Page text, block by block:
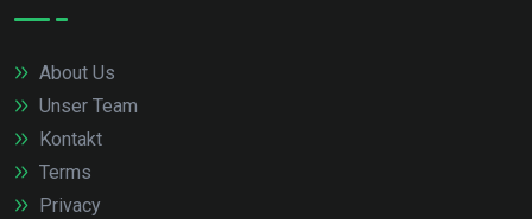
About Us
Unser Team
Kontakt
Terms
Privacy